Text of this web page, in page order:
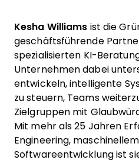
Kesha Williams ist die
geschäftsführende
spezialisierten KI-
Unternehmen dabei
entwickeln, intelligente
zu steuern, Teams
Zielgruppen mit
Mit mehr als 25 Jahren
Engineering,
Softwareentwicklung ist